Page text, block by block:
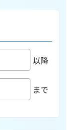
以降
まで